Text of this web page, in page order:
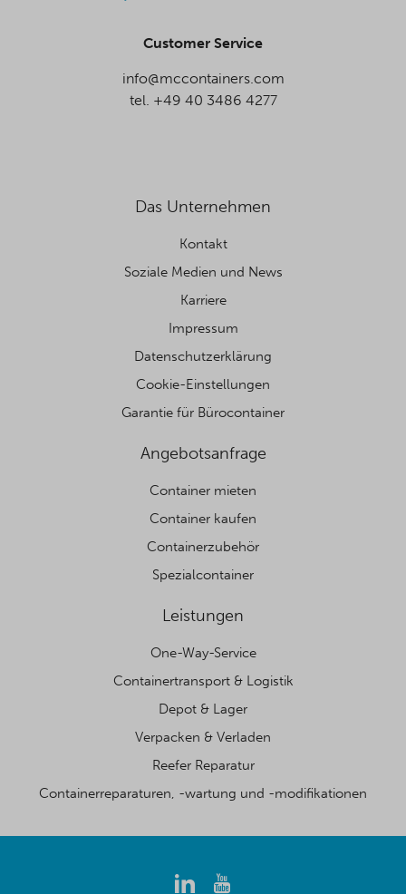
Customer Service
info@mccontainers.com
tel. +49 40 3486 4277
Das Unternehmen
Kontakt
Soziale Medien und News
Karriere
Impressum
Datenschutzerklärung
Cookie-Einstellungen
Garantie für Bürocontainer
Angebotsanfrage
Container mieten
Container kaufen
Containerzubehör
Spezialcontainer
Leistungen
One-Way-Service
Containertransport & Logistik
Depot & Lager
Verpacken & Verladen
Reefer Reparatur
Containerreparaturen, -wartung und -modifikationen